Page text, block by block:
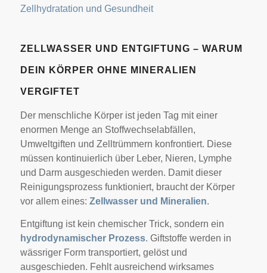
Zellhydratation und Gesundheit
ZELLWASSER UND ENTGIFTUNG – WARUM
DEIN KÖRPER OHNE MINERALIEN
VERGIFTET
Der menschliche Körper ist jeden Tag mit einer
enormen Menge an Stoffwechselabfällen,
Umweltgiften und Zelltrümmern konfrontiert. Diese
müssen kontinuierlich über Leber, Nieren, Lymphe
und Darm ausgeschieden werden. Damit dieser
Reinigungsprozess funktioniert, braucht der Körper
vor allem eines: Zellwasser und Mineralien.
Entgiftung ist kein chemischer Trick, sondern ein
hydrodynamischer Prozess. Giftstoffe werden in
wässriger Form transportiert, gelöst und
ausgeschieden. Fehlt ausreichend wirksames